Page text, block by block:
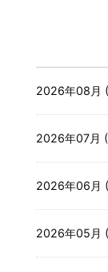
2026年08月
2026年07月
2026年06月
2026年05月